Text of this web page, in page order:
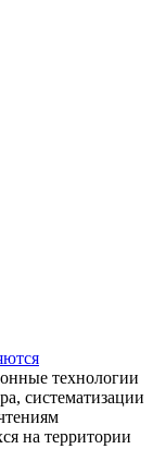
технологии
систематизации
на территории